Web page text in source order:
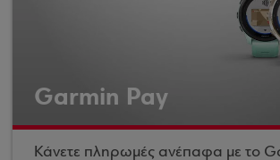
Garmin Pay
Κάνετε πληρωμές ανέπαφα με το